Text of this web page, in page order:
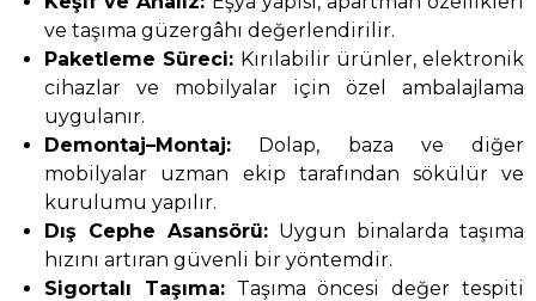
ve taşıma güzergâhı değerlendirilir.
Paketleme Süreci: Kırılabilir ürünler, elektronik
cihazlar ve mobilyalar için özel ambalajlama
uygulanır.
Demontaj–Montaj: Dolap, baza ve diğer
mobilyalar uzman ekip tarafından sökülür ve
kurulumu yapılır.
Dış Cephe Asansörü: Uygun binalarda taşıma
hızını artıran güvenli bir yöntemdir.
Sigortalı Taşıma:Taşıma öncesi değer tespiti